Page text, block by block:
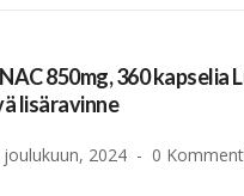
850mg, 360
lisäravinne
joulukuun, 2024 0